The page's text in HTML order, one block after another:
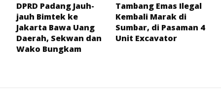
DPRD Padang Jauh-
jauh Bimtek ke
Jakarta Bawa Uang
Daerah, Sekwan dan
Wako Bungkam
Tambang Emas Ilegal
Kembali Marak di
Sumbar, di Pasaman 4
Unit Excavator